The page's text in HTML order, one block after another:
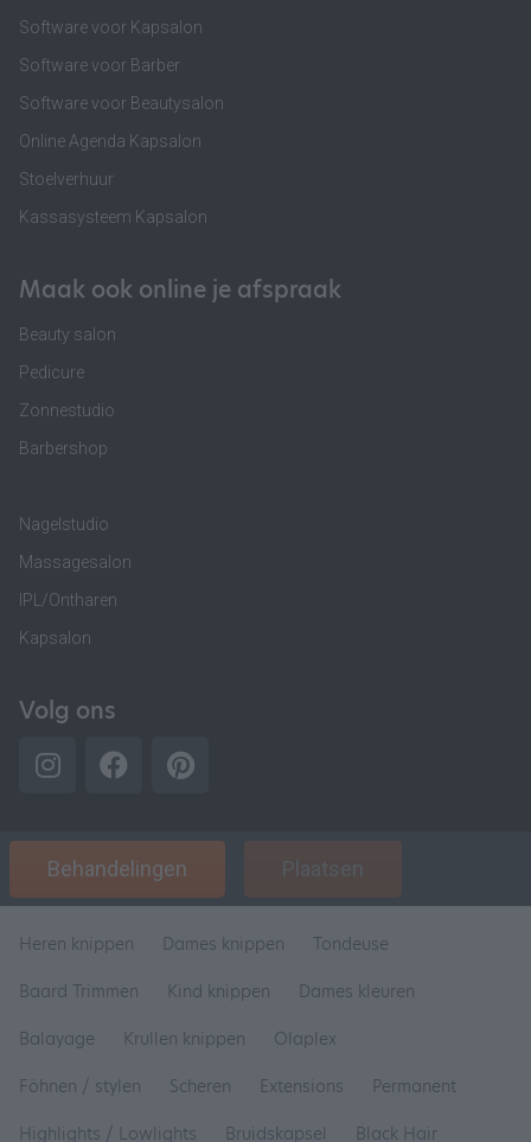
Software voor Kapsalon
Software voor Barber
Software voor Beautysalon
Online Agenda Kapsalon
Stoelverhuur
Kassasysteem Kapsalon
Maak ook online je afspraak
Beauty salon
Pedicure
Zonnestudio
Barbershop
Nagelstudio
Massagesalon
IPL/Ontharen
Kapsalon
Volg ons
Behandelingen Plaatsen
Heren knippen Dames knippen
Tondeuse
Baard Trimmen
Kind knippen
Dames kleuren
Balayage
Krullen knippen
Olaplex
Föhnen / stylen
Scheren Extensions
Permanent
Highlights / Lowlights
Bruidskapsel Black Hair